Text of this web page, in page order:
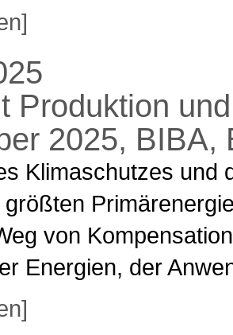
Produktion
2025, BIBA,
Klimaschutzes und
von
Energien, der